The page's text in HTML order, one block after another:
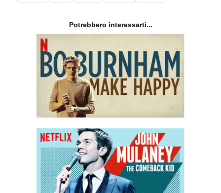
Potrebbero interessarti...